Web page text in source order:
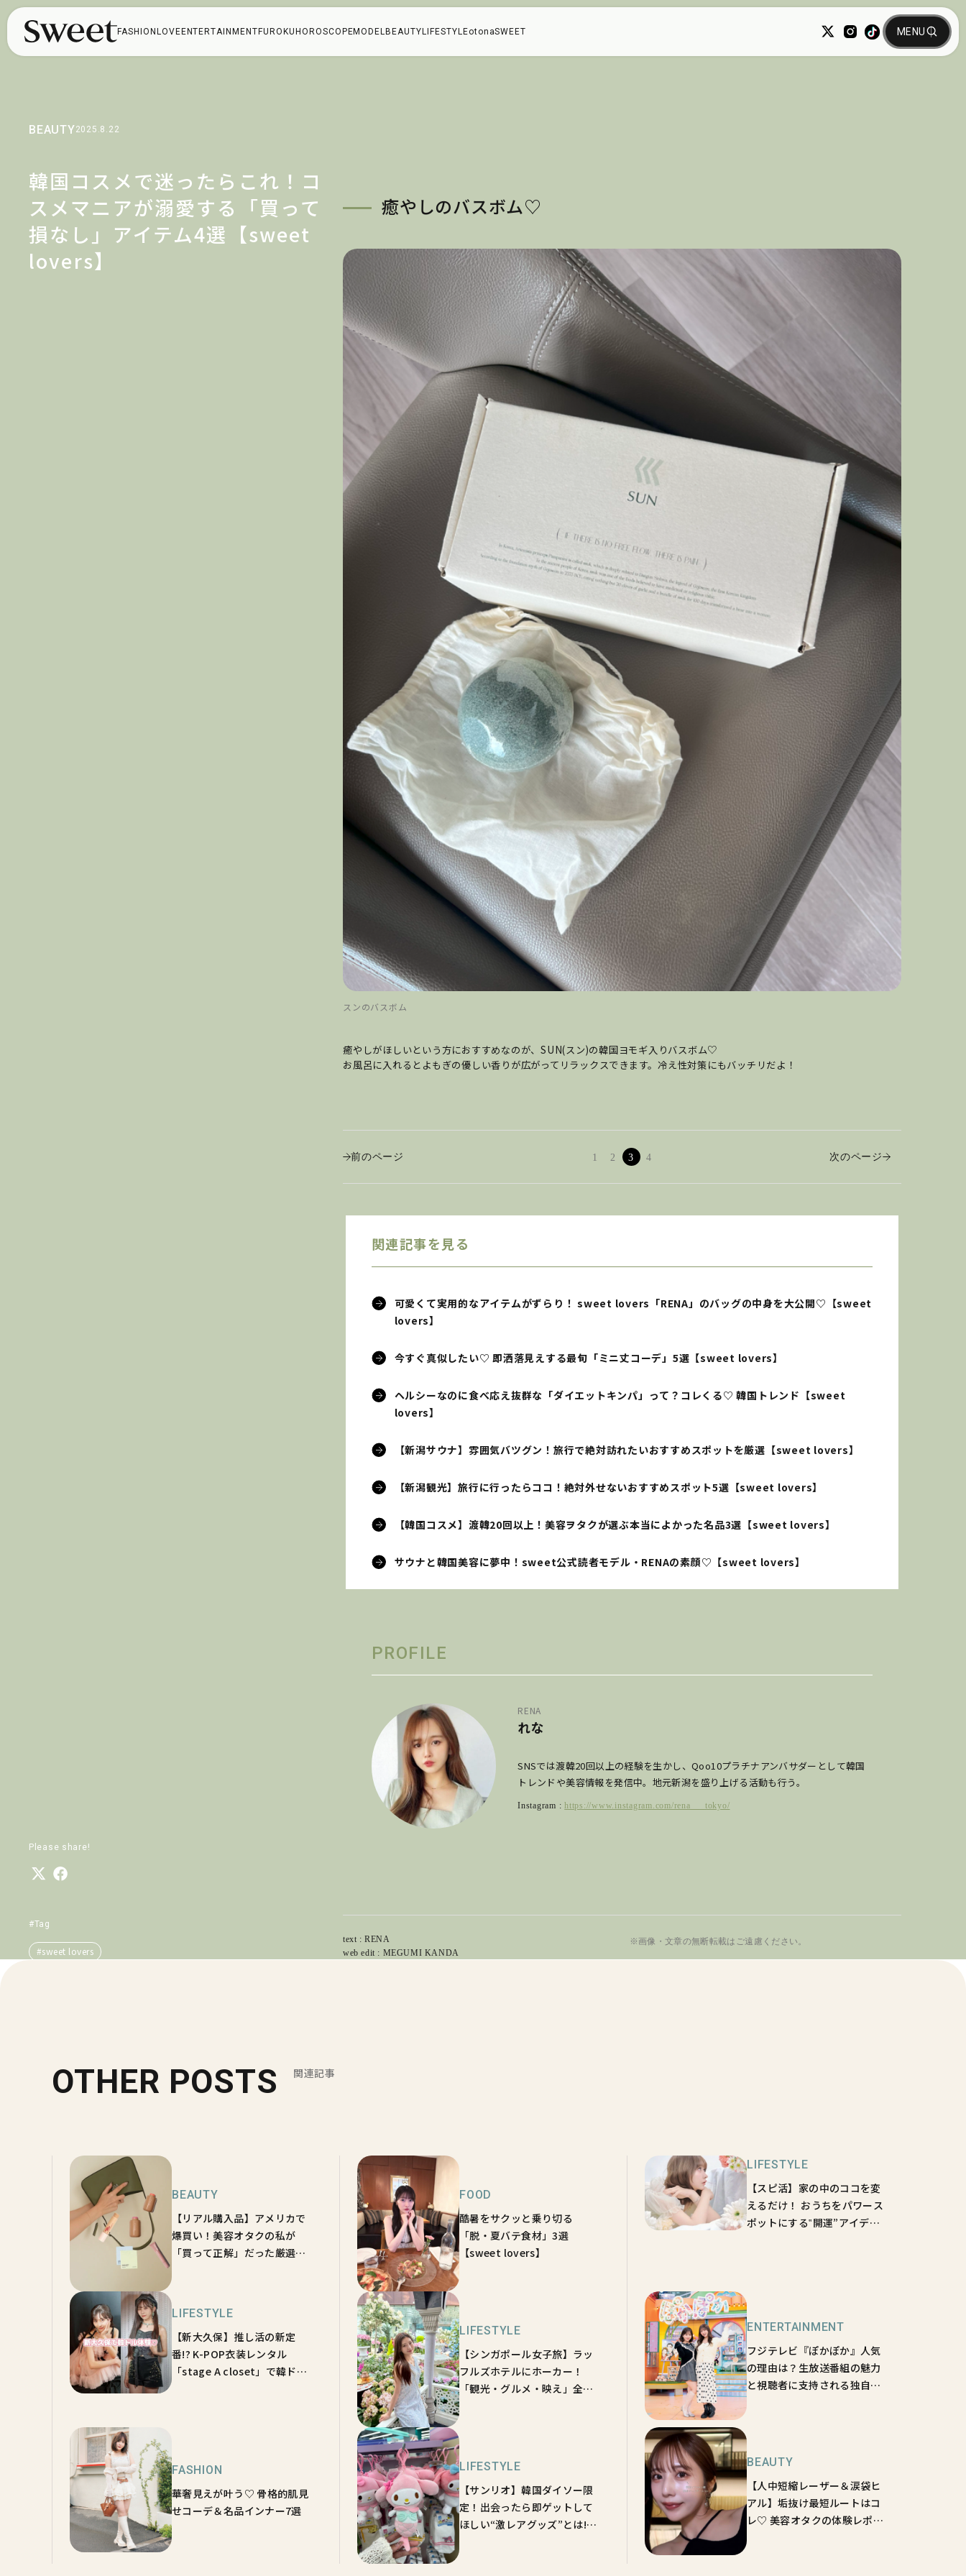
FASHION LOVE ENTERTAINMENT FUROKU HOROSCOPEMODEL BEAUTY LIFESTYLEotonaSWEET
BEAUTY2025.8.22
韓国コスメで迷ったらこれ！コ
スメマニアが溺愛する「買って
損なし」アイテム4選【sweet
lovers】
Please share!
#Tag
#sweet lovers
癒やしのバスボム♡
スンのバスボム
癒やしがほしいという方におすすめなのが、SUN(スン)の韓国ヨモギ入りバスボム♡
お風呂に入れるとよもぎの優しい香りが広がってリラックスできます。冷え性対策にもバッチリだよ！
前のページ 1 2 3 4 次のページ
関連記事を見る
可愛くて実用的なアイテムがずらり！ sweet lovers「RENA」のバッグの中身を大公開♡【sweet
lovers】
今すぐ真似したい♡ 即洒落見えする最旬「ミニ丈コーデ」5選【sweet lovers】
ヘルシーなのに食べ応え抜群な「ダイエットキンパ」って？コレくる♡ 韓国トレンド【sweet
lovers】
【新潟サウナ】雰囲気バツグン！旅行で絶対訪れたいおすすめスポットを厳選【sweet lovers】
【新潟観光】旅行に行ったらココ！絶対外せないおすすめスポット5選【sweet lovers】
【韓国コスメ】渡韓20回以上！美容ヲタクが選ぶ本当によかった名品3選【sweet lovers】
サウナと韓国美容に夢中！sweet公式読者モデル・RENAの素顔♡【sweet lovers】
PROFILE
RENA
れな
SNSでは渡韓20回以上の経験を生かし、Qoo10プラチナアンバサダーとして韓国
トレンドや美容情報を発信中。地元新潟を盛り上げる活動も行う。
Instagram :https://www.instagram.com/rena___tokyo/
text : RENA
web edit : MEGUMI KANDA
※画像・文章の無断転載はご遠慮ください。
OTHER POSTS 関連記事
BEAUTY
【リアル購入品】アメリカで
爆買い！美容オタクの私が
「買って正解」だった厳選コ
FOOD
酷暑をサクッと乗り切る
「脱・夏バテ食材」3選
【sweet lovers】
LIFESTYLE
【スピ活】家の中のココを変
えるだけ！ おうちをパワース
ポットにする‟開運”アイデア
LIFESTYLE
【新大久保】推し活の新定
番!? K-POP衣装レンタル
「stage A closet」で韓ドル
LIFESTYLE
【シンガポール女子旅】ラッ
フルズホテルにホーカー！
「観光・グルメ・映え」全部
ENTERTAINMENT
フジテレビ『ぽかぽか』人気
の理由は？生放送番組の魅力
と視聴者に支持される独自の
FASHION
華奢見えが叶う♡ 骨格的肌見
せコーデ＆名品インナー7選
LIFESTYLE
【サンリオ】韓国ダイソー限
定！出会ったら即ゲットして
ほしい“激レアグッズ”とは!?
BEAUTY
【人中短縮レーザー＆涙袋ヒ
アル】垢抜け最短ルートはコ
レ♡ 美容オタクの体験レポ